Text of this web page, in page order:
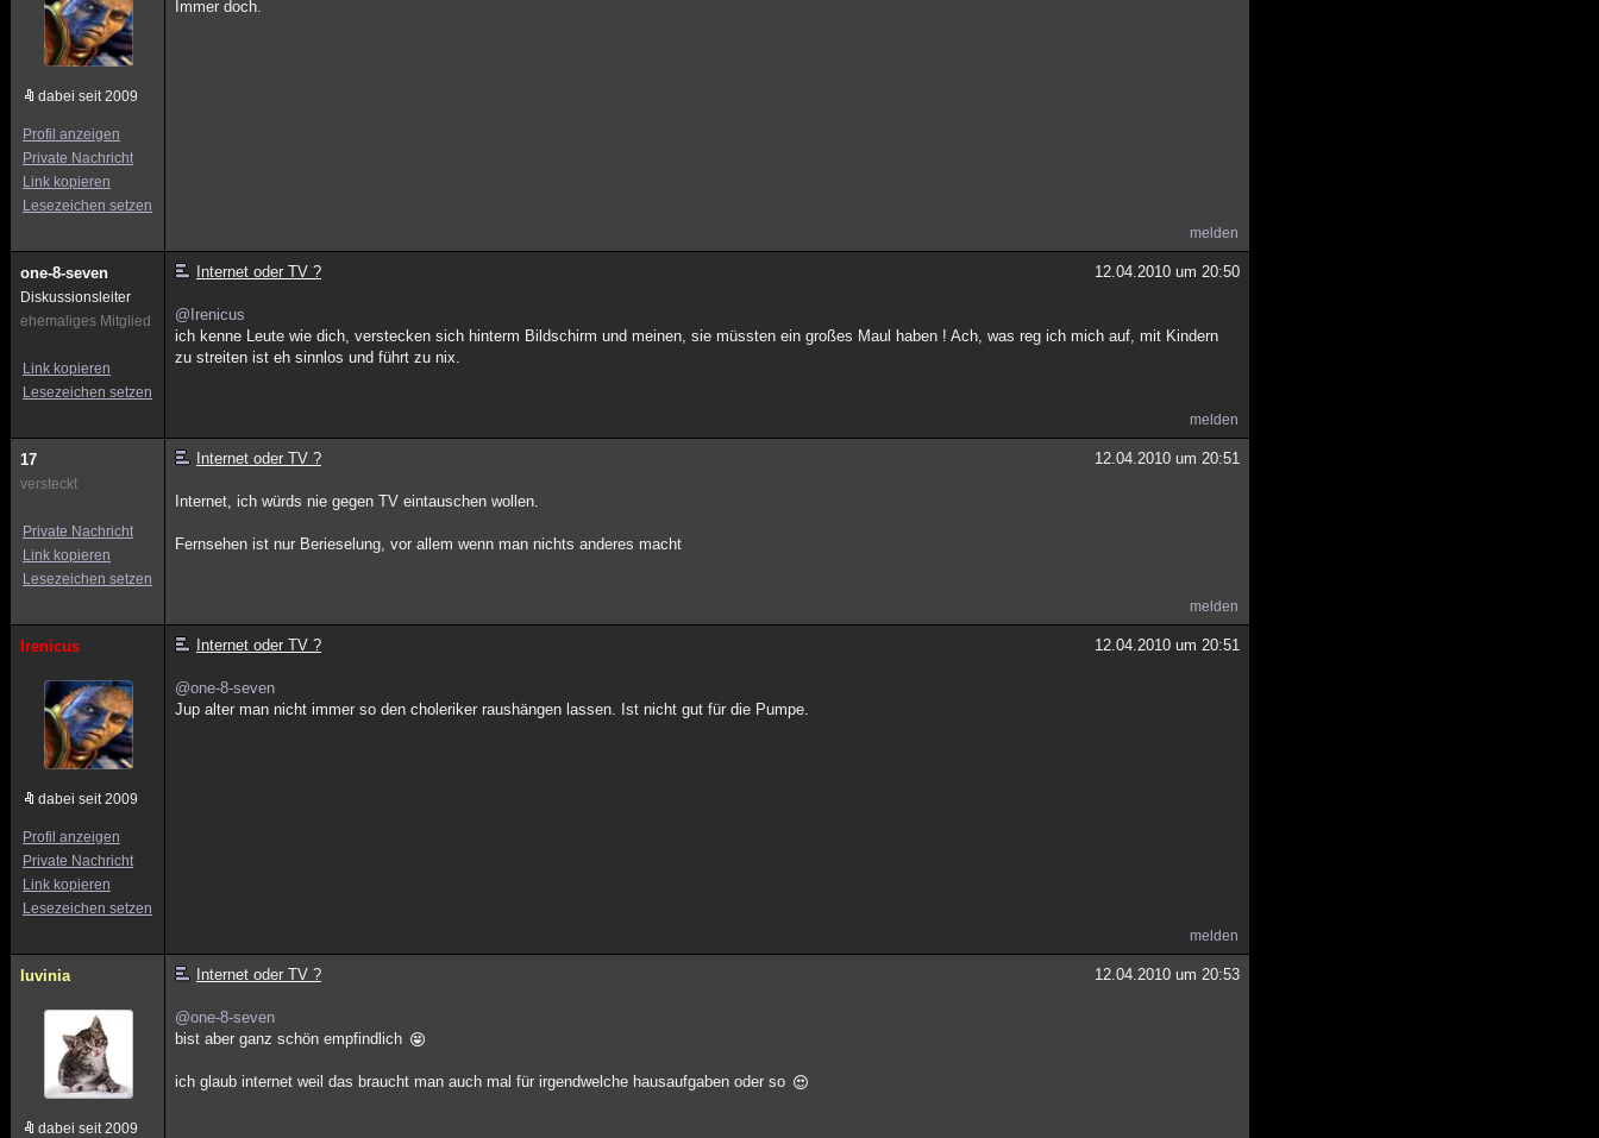
dabei seit 2009
Profil anzeigen
Private Nachricht
Link kopieren
Lesezeichen setzen
Immer doch.
melden
one-8-seven
Diskussionsleiter
ehemaliges Mitglied
Link kopieren
Lesezeichen setzen
Internet oder TV ? 12.04.2010 um 20:50
@Irenicus
ich kenne Leute wie dich, verstecken sich hinterm Bildschirm und meinen, sie müssten ein großes Maul haben ! Ach, was reg ich mich auf, mit Kindern
zu streiten ist eh sinnlos und führt zu nix.
melden
17
versteckt
Private Nachricht
Link kopieren
Lesezeichen setzen
Internet oder TV ? 12.04.2010 um 20:51
Internet, ich würds nie gegen TV eintauschen wollen.
Fernsehen ist nur Berieselung, vor allem wenn man nichts anderes macht
melden
Irenicus
dabei seit 2009
Profil anzeigen
Private Nachricht
Link kopieren
Lesezeichen setzen
Internet oder TV ? 12.04.2010 um 20:51
@one-8-seven
Jup alter man nicht immer so den choleriker raushängen lassen. Ist nicht gut für die Pumpe.
melden
luvinia
dabei seit 2009
Internet oder TV ? 12.04.2010 um 20:53
@one-8-seven
bist aber ganz schön empfindlich
ich glaub internet weil das braucht man auch mal für irgendwelche hausaufgaben oder so